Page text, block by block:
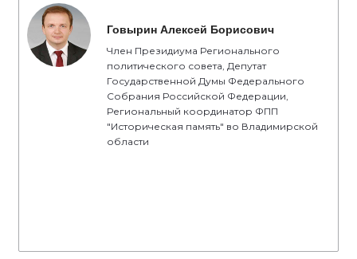
Говырин Алексей Борисович
Член Президиума Регионального
политического совета, Депутат
Государственной Думы Федерального
Собрания Российской Федерации,
Региональный координатор ФПП
"Историческая память" во Владимирской
области